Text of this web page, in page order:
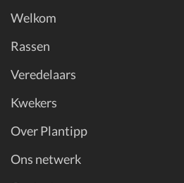
Welkom
Rassen
Veredelaars
Kwekers
Over Plantipp
Ons netwerk